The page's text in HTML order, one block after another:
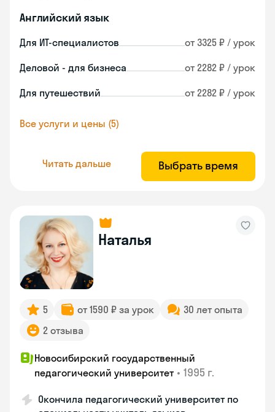
Английский язык
Для ИТ-специалистов от 3325 ₽ / урок
Деловой - для бизнеса от 2282 ₽ / урок
Для путешествий от 2282 ₽ / урок
Все услуги и цены (5)
Читать дальше Выбрать время
Наталья
5 от 1590 ₽ за урок
30 лет опыта
2 отзыва
Новосибирский государственный
педагогический университет • 1995 г.
Окончила педагогический университет по